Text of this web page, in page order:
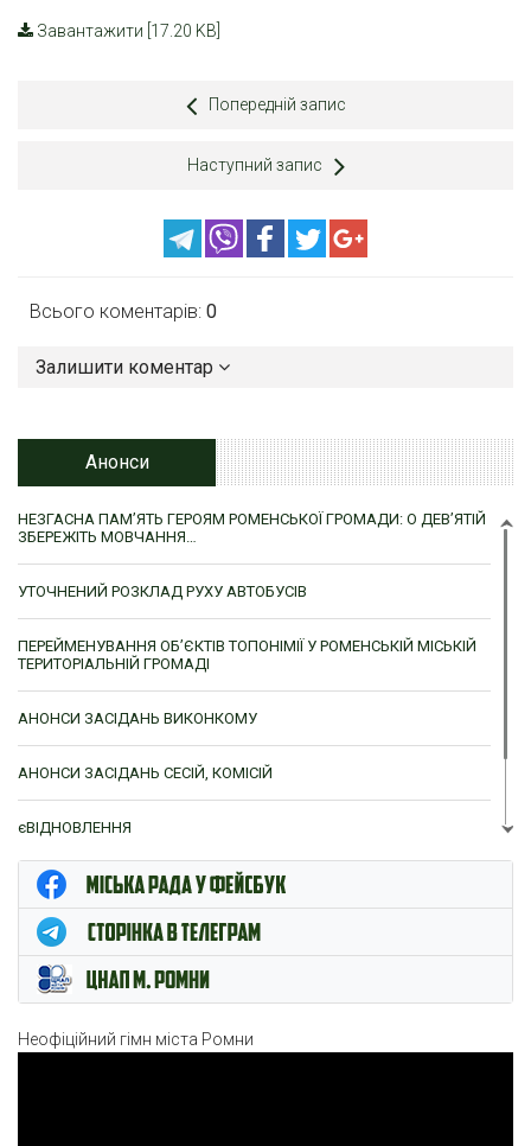
Завантажити [17.20 KB]
Попередній запис
Наступний запис
Всього коментарів: 0
Залишити коментар
Анонси
НЕЗГАСНА ПАМ’ЯТЬ ГЕРОЯМ РОМЕНСЬКОЇ ГРОМАДИ: О ДЕВ’ЯТІЙ
ЗБЕРЕЖІТЬ МОВЧАННЯ…
УТОЧНЕНИЙ РОЗКЛАД РУХУ АВТОБУСІВ
ПЕРЕЙМЕНУВАННЯ ОБ’ЄКТІВ ТОПОНІМІЇ У РОМЕНСЬКІЙ МІСЬКІЙ
ТЕРИТОРІАЛЬНІЙ ГРОМАДІ
АНОНСИ ЗАСІДАНЬ ВИКОНКОМУ
АНОНСИ ЗАСІДАНЬ СЕСІЙ, КОМІСІЙ
єВІДНОВЛЕННЯ
ЦНАП м. Ромни
Неофіційний гімн міста Ромни